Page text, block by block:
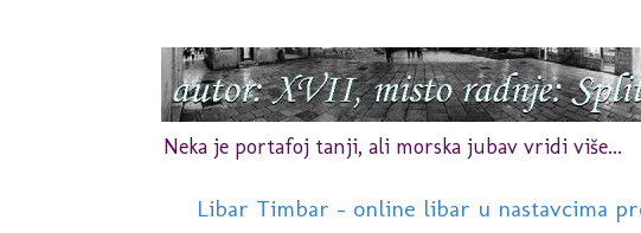
Neka je portafoj tanji, ali morska jubav vridi više...
Libar Timbar - online libar u nastavcima